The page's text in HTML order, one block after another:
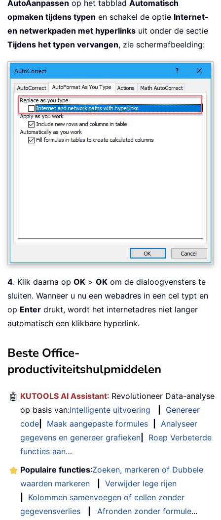
AutoAanpassen op het tabblad Automatisch
opmaken tijdens typen en schakel de optie Internet-
en netwerkpaden met hyperlinks uit onder de sectie
Tijdens het typen vervangen, zie schermafbeelding:
4. Klik daarna op OK > OK om de dialoogvensters te
sluiten. Wanneer u nu een webadres in een cel typt en
op Enter drukt, wordt het internetadres niet langer
automatisch een klikbare hyperlink.
Beste Office-
productiviteitshulpmiddelen
🤖 KUTOOLS AI Assistant: Revolutioneer Data-analyse
op basis van:Intelligente uitvoering
Genereer
code
Maak aangepaste formules
Analyseer
gegevens en genereer grafieken
Roep Verbeterde
functies aan…
Populaire functies:Zoeken, markeren of Dubbele
waarden markeren
Verwijder lege rijen
Kolommen samenvoegen of cellen zonder
gegevensverlies
Afronden zonder formule...